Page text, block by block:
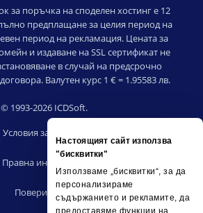
Настоящият сайт използва
"бисквитки"
Използваме „бисквитки“, за да
персонализираме
съдържанието и рекламите, да
предоставяме функции на
за поръчка на споделен хостинг е 12
предплащане за целия период на
период на рекламация. Цената за
и издаване на SSL сертификат не
в случай на предсрочно
Валутен курс 1 € = 1.95583 лв.
© 1993-2026 ICDSoft.
Условия за ползване
Правна информация
Поверителност